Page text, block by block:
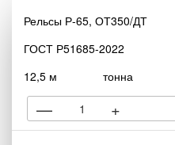
Рельсы Р-65, ОТ350/ДТ
ГОСТ Р51685-2022
12,5 м
тонна
— +